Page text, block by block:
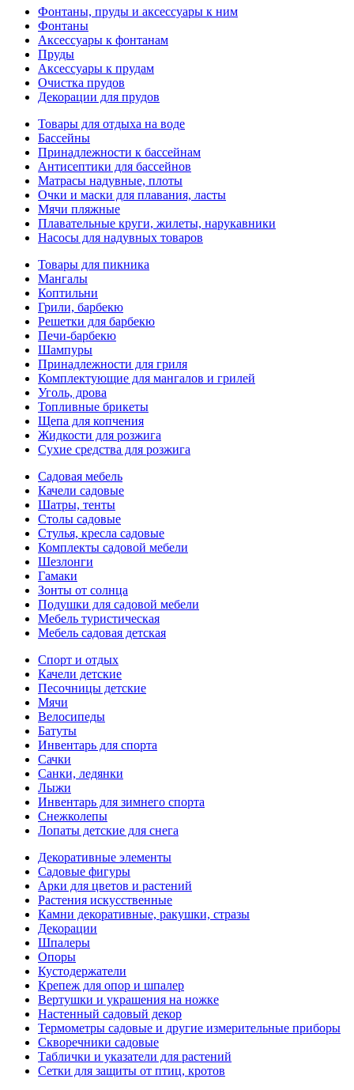
Фонтаны, пруды и аксессуары к ним
Фонтаны
Аксессуары к фонтанам
Пруды
Аксессуары к прудам
Очистка прудов
Декорации для прудов
Товары для отдыха на воде
Бассейны
Принадлежности к бассейнам
Антисептики для бассейнов
Матраcы надувные, плоты
Очки и маски для плавания, ласты
Мячи пляжные
Плавательные круги, жилеты, нарукавники
Насосы для надувных товаров
Товары для пикника
Мангалы
Коптильни
Грили, барбекю
Решетки для барбекю
Печи-барбекю
Шампуры
Принадлежности для гриля
Комплектующие для мангалов и грилей
Уголь, дрова
Топливные брикеты
Щепа для копчения
Жидкости для розжига
Сухие средства для розжига
Садовая мебель
Качели садовые
Шатры, тенты
Столы садовые
Стулья, кресла садовые
Комплекты садовой мебели
Шезлонги
Гамаки
Зонты от солнца
Подушки для садовой мебели
Мебель туристическая
Мебель садовая детская
Спорт и отдых
Качели детские
Песочницы детские
Мячи
Велосипеды
Батуты
Инвентарь для спорта
Сачки
Санки, ледянки
Лыжи
Инвентарь для зимнего спорта
Снежколепы
Лопаты детские для снега
Декоративные элементы
Садовые фигуры
Арки для цветов и растений
Растения искусственные
Камни декоративные, ракушки, стразы
Декорации
Шпалеры
Опоры
Кустодержатели
Крепеж для опор и шпалер
Вертушки и украшения на ножке
Настенный садовый декор
Термометры садовые и другие измерительные приборы
Скворечники садовые
Таблички и указатели для растений
Сетки для защиты от птиц, кротов